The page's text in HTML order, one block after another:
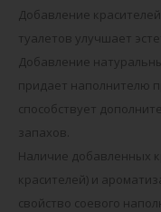
Добавление
туалетов улучшает
Добавление
придает наполнителю
способствует
запахов.
Наличие добавленных
красителей) и
свойство соевого